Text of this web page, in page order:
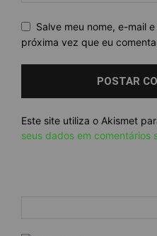
Salve meu nome, e-mail
próxima vez que eu
Este site utiliza o Akismet
seus dados em comentários